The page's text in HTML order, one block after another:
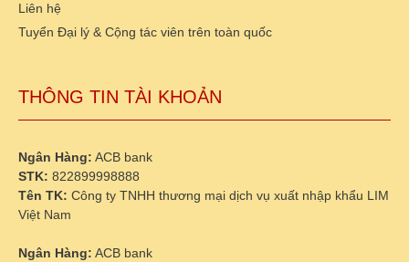
Liên hệ
Tuyển Đại lý & Cộng tác viên trên toàn quốc
THÔNG TIN TÀI KHOẢN
Ngân Hàng: ACB bank
STK: 822899998888
Tên TK: Công ty TNHH thương mại dịch vụ xuất nhập khẩu LIM
Việt Nam
Ngân Hàng: ACB bank